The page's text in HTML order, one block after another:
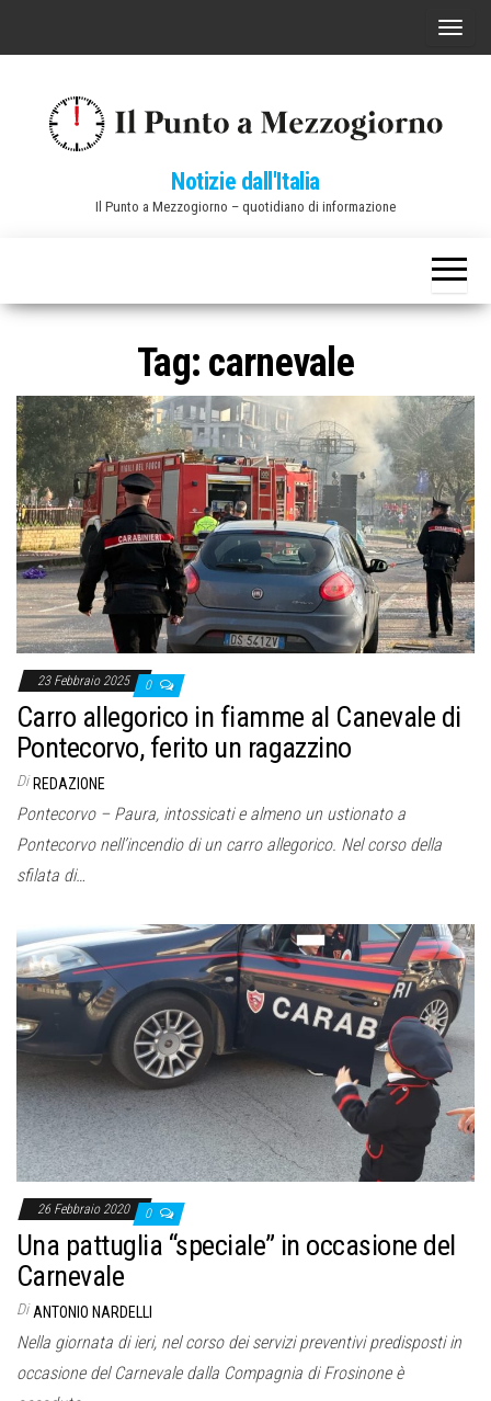
C
a
v
a
z
i
o
n
e
Notizie dall'Italia
Il Punto a Mezzogiorno – quotidiano di informazione
Tag: carnevale
23 Febbraio 2025 0
Carro allegorico in fiamme al Canevale di
Pontecorvo, ferito un ragazzino
Di REDAZIONE
Pontecorvo – Paura, intossicati e almeno un ustionato a
Pontecorvo nell’incendio di un carro allegorico. Nel corso della
sfilata di…
26 Febbraio 2020 0
Una pattuglia “speciale” in occasione del
Carnevale
Di ANTONIO NARDELLI
Nella giornata di ieri, nel corso dei servizi preventivi predisposti in
occasione del Carnevale dalla Compagnia di Frosinone è